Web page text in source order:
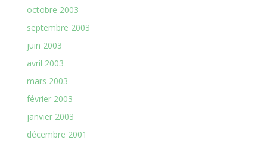
octobre 2003
septembre 2003
juin 2003
avril 2003
mars 2003
février 2003
janvier 2003
décembre 2001